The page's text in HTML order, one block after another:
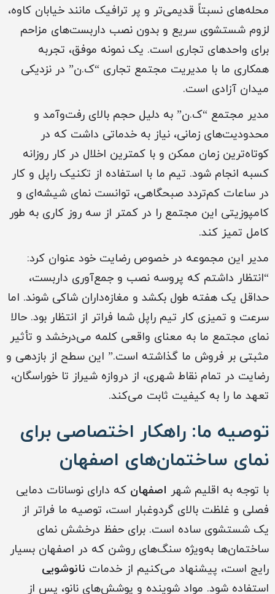
محله‌های نسبتاً قدیمی‌تر و پر ترافیک مانند خیابان کاوه،
لزوم شستشوی سریع و بدون نصب داربست‌های مزاحم
برای واحدهای تجاری است. یک نمونه موفق، تجربه
همکاری ما با مدیریت مجتمع تجاری “ک.ن” در نزدیکی
میدان آزادی است.
مدیر مجتمع “ک.ن” به دلیل حجم بالای رفت‌وآمد و
محدودیت‌های زمانی، نیاز به خدماتی داشت که در
کوتاه‌ترین زمان ممکن و با کمترین اخلال در کار روزانه
کسبه انجام شود. تیم ما با استفاده از تکنیک راپل و کار
در ساعات کم‌تردد صبحگاهی، توانست نمای شیشه‌ای و
کامپوزیتی این مجتمع را در کمتر از سه روز کاری به طور
کامل تمیز کند.
مدیر این مجموعه در خصوص رضایت خود عنوان کرد:
“انتظار داشتم که پروسه نصب و جمع‌آوری داربست،
حداقل یک هفته طول بکشد و مغازه‌داران شاکی شوند. اما
سرعت و تمیزی کار تیم راپل شما فراتر از انتظار بود. حالا
نمای مجتمع ما به معنای واقعی کلمه می‌درخشد و تأثیر
مثبتی بر فروش ما گذاشته است.” این سطح از بازدهی و
رضایت در تمام نقاط شهری، از دروازه شیراز تا خوراسگان،
تعهد ما را به کیفیت ثابت می‌کند.
توصیه ما: راهکار اختصاصی برای
نمای ساختمان‌های اصفهان
با توجه به اقلیم شهر اصفهان که دارای نوسانات دمایی
فصلی و غلظت بالای گردوغبار است، توصیه ما فراتر از
یک شستشوی ساده است. برای حفظ درخشش نمای
ساختمان‌ها به‌ویژه سنگ‌های روشن که در اصفهان بسیار
رایج است، پیشنهاد می‌کنیم از خدمات نانوشویی
استفاده شود. مواد شوینده و پوشش‌های نانو، پس از